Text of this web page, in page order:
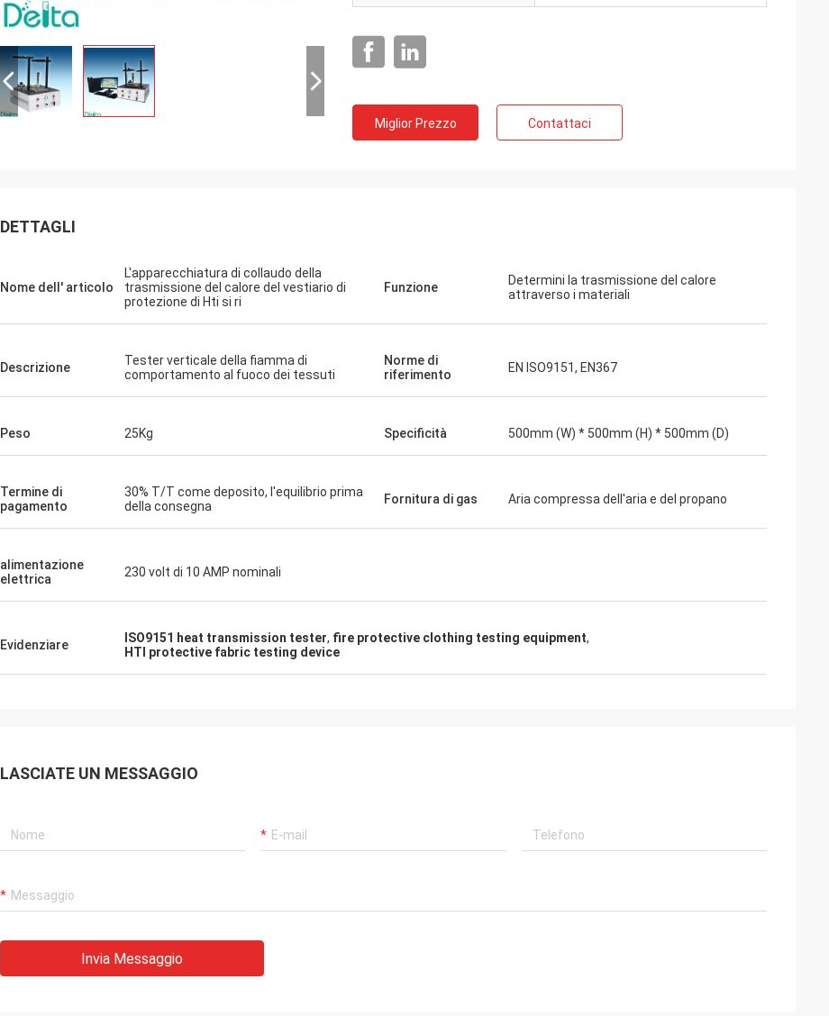
Signor Milan.
Comprerò qualche strumento prima.
Grazie mille.
Miglior Prezzo Contattaci
DETTAGLI
Nome dell' articolo
L'apparecchiatura di collaudo della
trasmissione del calore del vestiario di
protezione di Hti si ri
Funzione
Determini la trasmissione del calore
attraverso i materiali
Descrizione
Tester verticale della fiamma di
comportamento al fuoco dei tessuti
Norme di
riferimento
EN ISO9151, EN367
Peso 25Kg Specificità 500mm (W) * 500mm (H) * 500mm (D)
Termine di
pagamento
30% T/T come deposito, l'equilibrio prima
della consegna
Fornitura di gas Aria compressa dell'aria e del propano
alimentazione
elettrica
230 volt di 10 AMP nominali
Evidenziare ISO9151 heat transmission tester, fire protective clothing testing equipment,
HTI protective fabric testing device
LASCIATE UN MESSAGGIO
Invia Messaggio